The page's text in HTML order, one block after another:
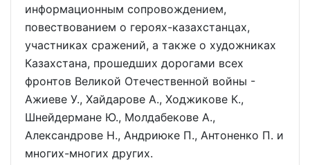
информационным сопровождением,
повествованием о героях-казахстанцах,
участниках сражений, а также о художниках
Казахстана, прошедших дорогами всех
фронтов Великой Отечественной войны -
Ажиеве У., Хайдарове А., Ходжикове К.,
Шнейдермане Ю., Молдабекове А.,
Александрове Н., Андриюке П., Антоненко П. и
многих-многих других.